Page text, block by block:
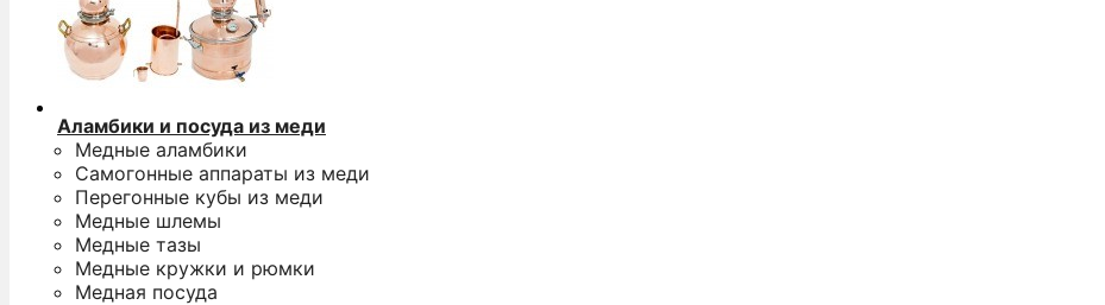
Аламбики и посуда из меди
Медные аламбики
Самогонные аппараты из меди
Перегонные кубы из меди
Медные шлемы
Медные тазы
Медные кружки и рюмки
Медная посуда